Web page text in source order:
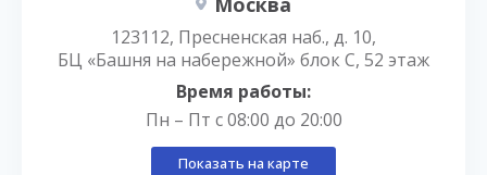
123112, Пресненская наб., д. 10,
БЦ «Башня на набережной» блок С, 52 этаж
Время работы:
Пн – Пт с 08:00 до 20:00
Показать на карте